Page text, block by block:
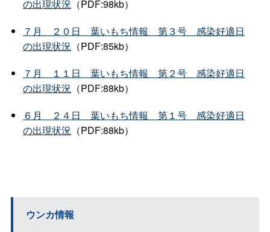
の出現状況 （PDF:98kb）
７ 月 ２０ 日 葉いもち情報 第３号 感染好適日
の出現状況 （PDF:85kb）
７ 月 １１ 日 葉いもち情報 第２号 感染好適日
の出現状況 （PDF:88kb）
６ 月 ２４ 日 葉いもち情報 第１号 感染好適日
の出現状況 （PDF:88kb）
ウンカ情報